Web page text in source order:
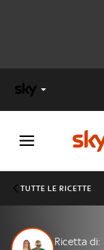
TUTTE LE RICETTE
Ricetta di: